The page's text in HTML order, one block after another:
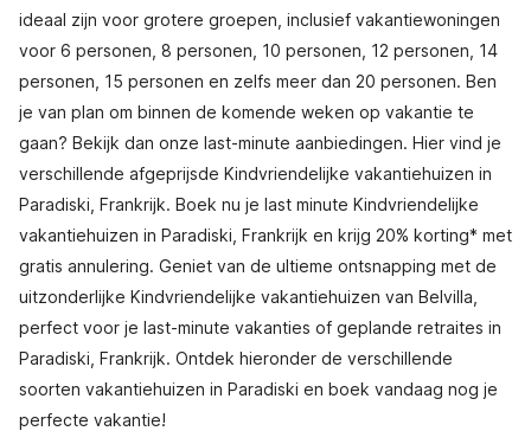
ideaal zijn voor grotere groepen, inclusief vakantiewoningen
voor 6 personen, 8 personen, 10 personen, 12 personen, 14
personen, 15 personen en zelfs meer dan 20 personen. Ben
je van plan om binnen de komende weken op vakantie te
gaan? Bekijk dan onze last-minute aanbiedingen. Hier vind je
verschillende afgeprijsde Kindvriendelijke vakantiehuizen in
Paradiski, Frankrijk. Boek nu je last minute Kindvriendelijke
vakantiehuizen in Paradiski, Frankrijk en krijg 20% korting* met
gratis annulering. Geniet van de ultieme ontsnapping met de
uitzonderlijke Kindvriendelijke vakantiehuizen van Belvilla,
perfect voor je last-minute vakanties of geplande retraites in
Paradiski, Frankrijk. Ontdek hieronder de verschillende
soorten vakantiehuizen in Paradiski en boek vandaag nog je
perfecte vakantie!